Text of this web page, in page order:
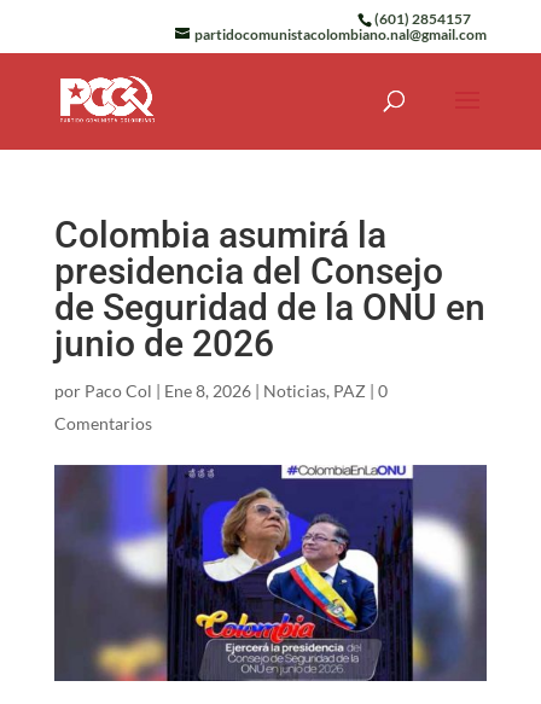
(601) 2854157
partidocomunistacolombiano.nal@gmail.com
Colombia asumirá la
presidencia del Consejo
de Seguridad de la ONU en
junio de 2026
por Paco Col | Ene 8, 2026| Noticias, PAZ| 0
Comentarios